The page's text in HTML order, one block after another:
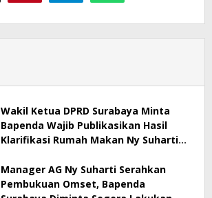
Wakil Ketua DPRD Surabaya Minta
Bapenda Wajib Publikasikan Hasil
Klarifikasi Rumah Makan Ny Suharti
Manager AG Ny Suharti Serahkan
Pembukuan Omset, Bapenda